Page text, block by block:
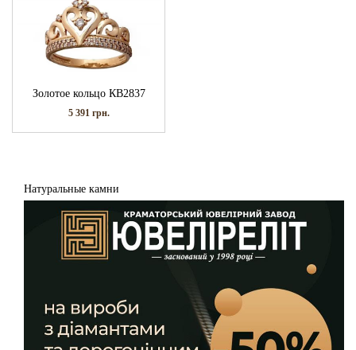
Золотое кольцо КВ2837
5 391 грн.
Натуральные камни